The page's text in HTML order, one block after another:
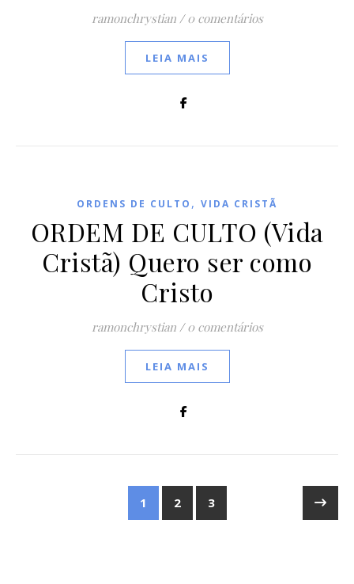
ramonchrystian / 0 comentários
LEIA MAIS
ORDENS DE CULTO , VIDA CRISTÃ
ORDEM DE CULTO (Vida
Cristã) Quero ser como
Cristo
ramonchrystian / 0 comentários
LEIA MAIS
1 2 3